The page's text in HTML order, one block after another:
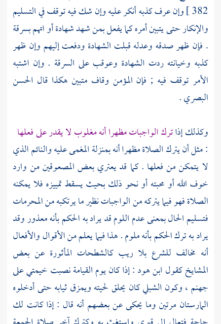
382 ] وإن عرف كذبه أنكر عليه وإن شك فيه توقف في التسليم
والإنكار حتى يتبين أمره كما يفعل بمن شهد شهادة أو اتهم بسرقة
. فإن ظهر صدقه وعدله قبلت الشهادة ودفعت إليهم وإن ظهر
كذبه وخيانته ردت الشهادة وعوقب على السرقة . وإن اشتبه
الأمر توقف فيه ; فإن المؤمن وقاف متبين هكذا قال الحسن
البصري.
وكذلك إذاترك الواجبات مظهرا أنه مغلوب لا يقدر على فعلها
: مثل أن يترك الصلاة مظهرا أنه بمنزلة المغمى عليه والنائم الذي
لا يتمكن من فعلها . كما قد يعتري بعض المصعوقين من وارد
خوف الله أو محبته أو نحو ذلك بحيث يسقط تمييزه فلا يمكنه
الصلاة فهو فيما يتركه من الواجبات نظير ما يرتكبه من المحرمات
فتسليم الحال بمعنى عدم اللوم قد يراد به الحكم بأنه معذور وقد
يراد به ترك الحكم بأنه ملوم . هذا فيما يعلم من الأقوال والأفعال
أنه مخالف للشرع بلا ريب كالشطحات المأثورة عن بعض
المشايخ كقول ابن هود: إذا كان يوم القيامة نصبت خيمتي على
جهنم ، وكون الشبليكان يحلق لحيته ويمزق ثيابه حتى أدخلوه
المارستان مرتين وما يحكى عن بعضهم أنه قال : إذا كانت لك